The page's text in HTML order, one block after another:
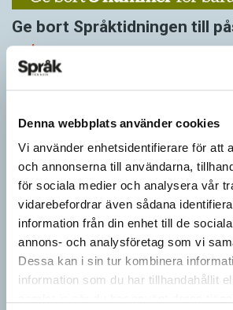
Denna webbplats använder cookies
Vi använder enhetsidentifierare för att
och annonserna till användarna,
för sociala medier och analysera vår
vidarebefordrar även sådana
information från din enhet till de
annons- och analysföretag som vi
Dessa kan i sin tur kombinera
information som du har tillhandahållit
Ge bort Språktidningen till
SPRÅKBLOGGEN
Inför påsken har vi ett riktigt fint
bort 3 nummer av Språktidningen för bara